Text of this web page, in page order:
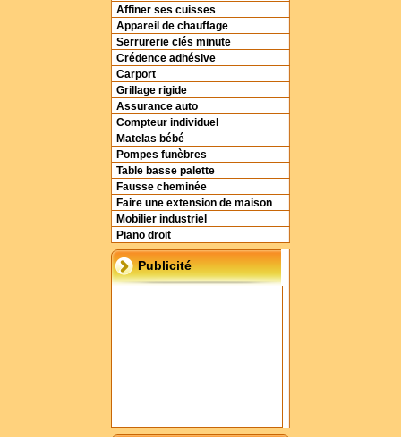
Affiner ses cuisses
Appareil de chauffage
Serrurerie clés minute
Crédence adhésive
Carport
Grillage rigide
Assurance auto
Compteur individuel
Matelas bébé
Pompes funèbres
Table basse palette
Fausse cheminée
Faire une extension de maison
Mobilier industriel
Piano droit
Publicité